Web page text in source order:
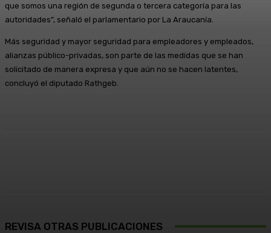
que somos una región de segunda o tercera categoría para las
autoridades”, señaló el parlamentario por La Araucanía.
Más seguridad y mayor seguridad para empleadores y empleados,
alianzas público-privadas, son parte de las medidas que se han
solicitado de manera expresa y que aún no se hacen latentes,
concluyó el diputado Rathgeb.
REVISA OTRAS PUBLICACIONES